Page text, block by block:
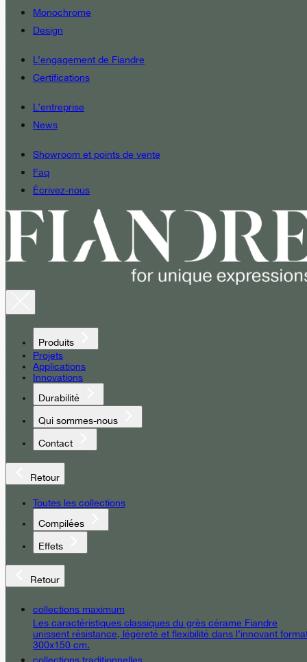
Monochrome
Design
L’engagement de Fiandre
Certifications
L’entreprise
News
Showroom et points de vente
Faq
Écrivez-nous
Produits
Projets
Applications
Innovations
Durabilité
Qui sommes-nous
Contact
Retour
Toutes les collections
Compilées
Effets
Retour
collections maximum
Les caractéristiques classiques du grès cérame Fiandre
unissent résistance, légèreté et flexibilité dans l’innovant
300x150 cm.